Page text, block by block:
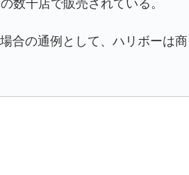
数千店で販売されている。
合の通例として、ハリボーは商